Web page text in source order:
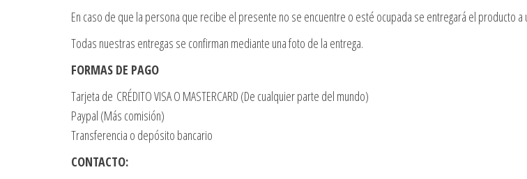
En caso de que la persona que recibe el presente no se encuentre o esté ocupada se entregará el producto
Todas nuestras entregas se confirman mediante una foto de la entrega.
FORMAS DE PAGO
Tarjeta de CRÉDITO VISA O MASTERCARD (De cualquier parte del mundo)
Paypal (Más comisión)
Transferencia o depósito bancario
CONTACTO: